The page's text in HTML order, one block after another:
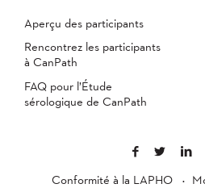
Aperçu des participants
Rencontrez les participants
à CanPath
FAQ pour l’Étude
sérologique de CanPath
Conformité à la LAPHO